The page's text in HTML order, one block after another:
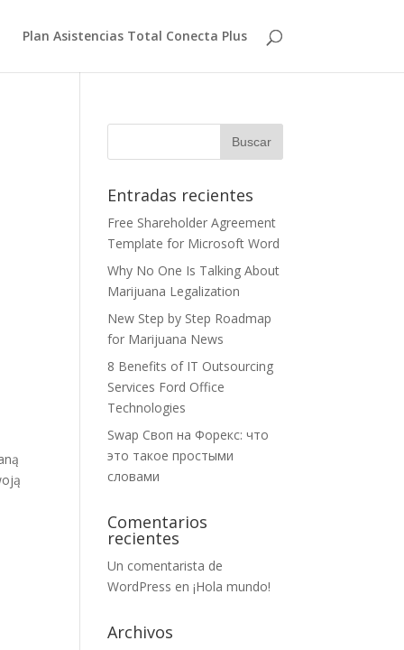
Plan Asistencias Total Conecta Plus
Entradas recientes
Free Shareholder Agreement
Template for Microsoft Word
Why No One Is Talking About
Marijuana Legalization
New Step by Step Roadmap
for Marijuana News
8 Benefits of IT Outsourcing
Services Ford Office
Technologies
Swap Своп на Форекс: что
это такое простыми
словами
Comentarios
recientes
Un comentarista de
WordPress en¡Hola mundo!
Archivos